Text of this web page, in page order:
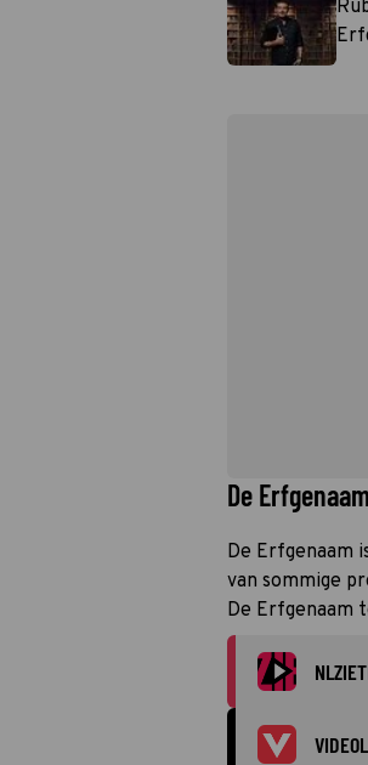
De
De Erfgenaam
van sommige
De Erfgenaam
NLZIET